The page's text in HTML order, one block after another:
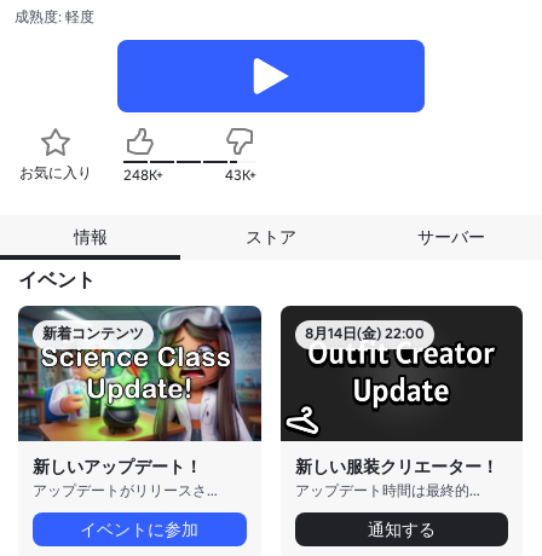
成熟度: 軽度
お気に入り 248K+ 43K+
情報 ストア サーバー
イベント
新着コンテンツ
新しいアップデート！
アップデートがリリースされました！
イベントに参加
8月14日(金) 22:00
新しい服装クリエーター！
アップデート時間は最終的なものではありません。
通知する